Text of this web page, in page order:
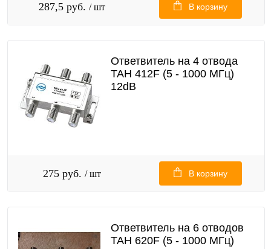
287,5 руб. / шт В корзину
Ответвитель на 4 отвода
TAH 412F (5 - 1000 МГц)
12dB
275 руб. / шт В корзину
Ответвитель на 6 отводов
TAH 620F (5 - 1000 МГц)